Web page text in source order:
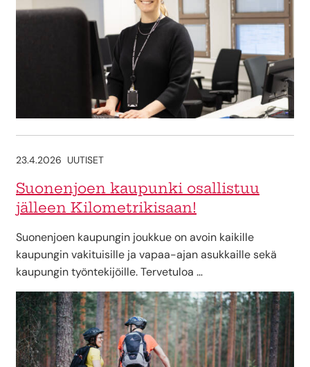
23.4.2026 UUTISET
Suonenjoen kaupunki osallistuu
jälleen Kilometrikisaan!
Suonenjoen kaupungin joukkue on avoin kaikille
kaupungin vakituisille ja vapaa-ajan asukkaille sekä
kaupungin työntekijöille. Tervetuloa …